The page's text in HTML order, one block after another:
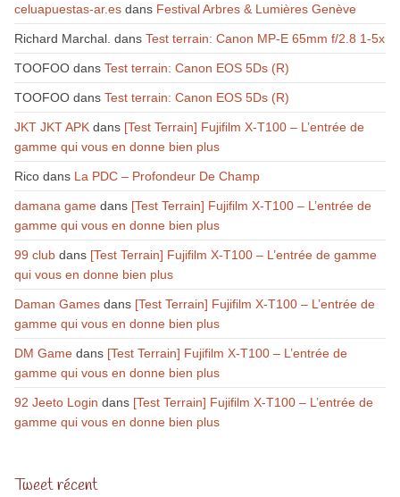
celuapuestas-ar.esdans Festival Arbres & Lumières Genève
Richard Marchal. dans Test terrain: Canon MP-E 65mm f/2.8 1-5x
TOOFOOdans Test terrain: Canon EOS 5Ds (R)
TOOFOOdans Test terrain: Canon EOS 5Ds (R)
JKT JKT APKdans [Test Terrain] Fujifilm X-T100 – L’entrée de
gamme qui vous en donne bien plus
Ricodans La PDC – Profondeur De Champ
damana gamedans [Test Terrain] Fujifilm X-T100 – L’entrée de
gamme qui vous en donne bien plus
99 clubdans [Test Terrain] Fujifilm X-T100 – L’entrée de gamme
qui vous en donne bien plus
Daman Gamesdans [Test Terrain] Fujifilm X-T100 – L’entrée de
gamme qui vous en donne bien plus
DM Gamedans [Test Terrain] Fujifilm X-T100 – L’entrée de
gamme qui vous en donne bien plus
92 Jeeto Login dans [Test Terrain] Fujifilm X-T100 – L’entrée de
gamme qui vous en donne bien plus
Tweet récent